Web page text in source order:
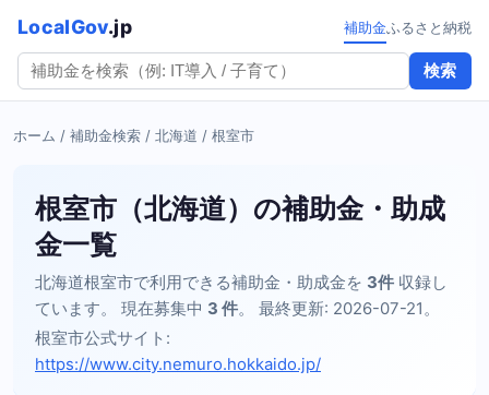
LocalGov.jp
検索
補助金ふるさと納税
ホーム / 補助金検索 / 北海道 / 根室市
根室市（北海道）の補助金・助成
金一覧
北海道根室市で利用できる補助金・助成金を 3件 収録し
ています。 現在募集中 3 件。 最終更新: 2026-07-21。
根室市公式サイト:
https://www.city.nemuro.hokkaido.jp/